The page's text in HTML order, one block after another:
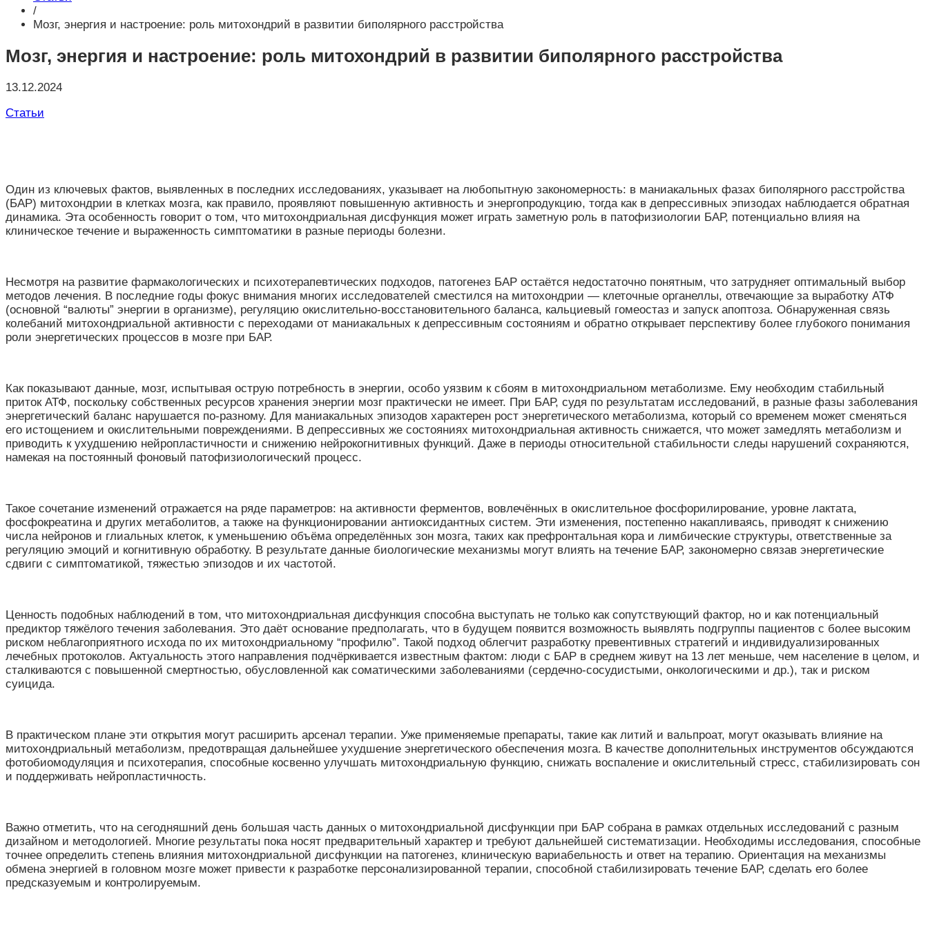
/
Мозг, энергия и настроение: роль митохондрий в развитии биполярного расстройства
Мозг, энергия и настроение: роль митохондрий в развитии биполярного расстройства
13.12.2024
Статьи
Один из ключевых фактов, выявленных в последних исследованиях, указывает на любопытную закономерность: в маниакальных фазах биполярного расстройства
(БАР) митохондрии в клетках мозга, как правило, проявляют повышенную активность и энергопродукцию, тогда как в депрессивных эпизодах наблюдается обратная
динамика. Эта особенность говорит о том, что митохондриальная дисфункция может играть заметную роль в патофизиологии БАР, потенциально влияя на
клиническое течение и выраженность симптоматики в разные периоды болезни.
Несмотря на развитие фармакологических и психотерапевтических подходов, патогенез БАР остаётся недостаточно понятным, что затрудняет оптимальный выбор
методов лечения. В последние годы фокус внимания многих исследователей сместился на митохондрии — клеточные органеллы, отвечающие за выработку АТФ
(основной “валюты” энергии в организме), регуляцию окислительно-восстановительного баланса, кальциевый гомеостаз и запуск апоптоза. Обнаруженная связь
колебаний митохондриальной активности с переходами от маниакальных к депрессивным состояниям и обратно открывает перспективу более глубокого понимания
роли энергетических процессов в мозге при БАР.
Как показывают данные, мозг, испытывая острую потребность в энергии, особо уязвим к сбоям в митохондриальном метаболизме. Ему необходим стабильный
приток АТФ, поскольку собственных ресурсов хранения энергии мозг практически не имеет. При БАР, судя по результатам исследований, в разные фазы заболевания
энергетический баланс нарушается по-разному. Для маниакальных эпизодов характерен рост энергетического метаболизма, который со временем может сменяться
его истощением и окислительными повреждениями. В депрессивных же состояниях митохондриальная активность снижается, что может замедлять метаболизм и
приводить к ухудшению нейропластичности и снижению нейрокогнитивных функций. Даже в периоды относительной стабильности следы нарушений сохраняются,
намекая на постоянный фоновый патофизиологический процесс.
Такое сочетание изменений отражается на ряде параметров: на активности ферментов, вовлечённых в окислительное фосфорилирование, уровне лактата,
фосфокреатина и других метаболитов, а также на функционировании антиоксидантных систем. Эти изменения, постепенно накапливаясь, приводят к снижению
числа нейронов и глиальных клеток, к уменьшению объёма определённых зон мозга, таких как префронтальная кора и лимбические структуры, ответственные за
регуляцию эмоций и когнитивную обработку. В результате данные биологические механизмы могут влиять на течение БАР, закономерно связав энергетические
сдвиги с симптоматикой, тяжестью эпизодов и их частотой.
Ценность подобных наблюдений в том, что митохондриальная дисфункция способна выступать не только как сопутствующий фактор, но и как потенциальный
предиктор тяжёлого течения заболевания. Это даёт основание предполагать, что в будущем появится возможность выявлять подгруппы пациентов с более высоким
риском неблагоприятного исхода по их митохондриальному “профилю”. Такой подход облегчит разработку превентивных стратегий и индивидуализированных
лечебных протоколов. Актуальность этого направления подчёркивается известным фактом: люди с БАР в среднем живут на 13 лет меньше, чем население в целом, и
сталкиваются с повышенной смертностью, обусловленной как соматическими заболеваниями (сердечно-сосудистыми, онкологическими и др.), так и риском
суицида.
В практическом плане эти открытия могут расширить арсенал терапии. Уже применяемые препараты, такие как литий и вальпроат, могут оказывать влияние на
митохондриальный метаболизм, предотвращая дальнейшее ухудшение энергетического обеспечения мозга. В качестве дополнительных инструментов обсуждаются
фотобиомодуляция и психотерапия, способные косвенно улучшать митохондриальную функцию, снижать воспаление и окислительный стресс, стабилизировать сон
и поддерживать нейропластичность.
Важно отметить, что на сегодняшний день большая часть данных о митохондриальной дисфункции при БАР собрана в рамках отдельных исследований с разным
дизайном и методологией. Многие результаты пока носят предварительный характер и требуют дальнейшей систематизации. Необходимы исследования, способные
точнее определить степень влияния митохондриальной дисфункции на патогенез, клиническую вариабельность и ответ на терапию. Ориентация на механизмы
обмена энергией в головном мозге может привести к разработке персонализированной терапии, способной стабилизировать течение БАР, сделать его более
предсказуемым и контролируемым.